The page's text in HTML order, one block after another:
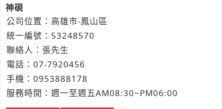
神硯
公司位置：高雄市-鳳山區
統一編號：53248570
聯絡人：張先生
電話： 07-7920456
手機： 0953888178
服務時間：週一至週五AM08:30~PM06:00